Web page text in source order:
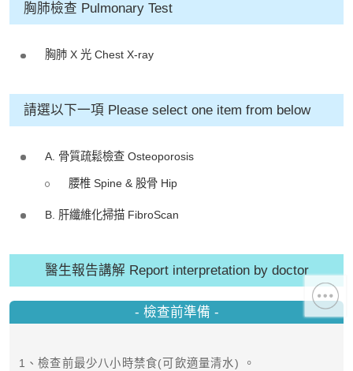
胸肺檢查 Pulmonary Test
胸肺 X 光 Chest X-ray
請選以下一項 Please select one item from below
A. 骨質疏鬆檢查 Osteoporosis
腰椎 Spine & 股骨 Hip
B. 肝纖維化掃描 FibroScan
醫生報告講解 Report interpretation by doctor
- 檢查前準備 -
1、檢查前最少八小時禁食(可飲適量清水) 。